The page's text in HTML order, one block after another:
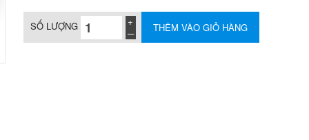
SỐ LƯỢNG THÊM VÀO GIỎ HÀNG